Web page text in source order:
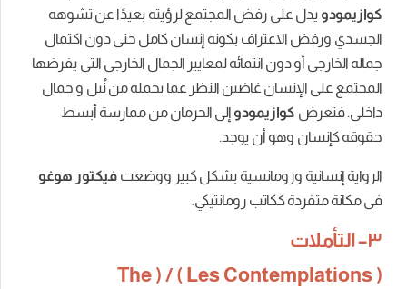
على رفضالمجتمعلرؤيته بعيدًاعنتشوهه
الاعتراف بكونهإنسانكاملحتى دون اكتمال
دونانتمائه لمعايير الجمالالخارجىالتىيفرضها
الإنسانغاضين النظرعما يحملهمننُبلوجمال
كوازيمودوإلىالحرمانمنممارسةأبسط
وهوأنيوجد.
ورومانسيةبشكلكبيرووضعتفيكتور هوغو
ككاتبرومانتيكي.
Les
Contemplations ) / ( The